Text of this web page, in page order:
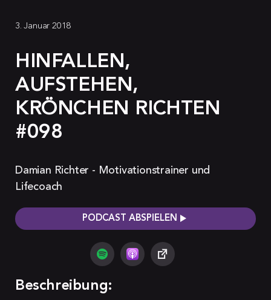
3. Januar 2018
HINFALLEN,
AUFSTEHEN,
KRÖNCHEN RICHTEN
#098
Damian Richter - Motivationstrainer und
Lifecoach
PODCAST ABSPIELEN
Beschreibung: